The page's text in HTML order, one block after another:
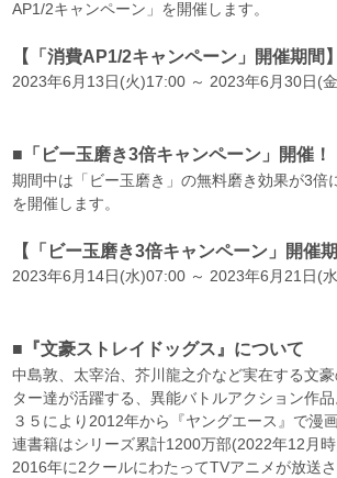
AP1/2キャンペーン」を開催します。
【「消費AP1/2キャンペーン」開催期間】
2023年6月13日(火)17:00 ～ 2023年6月30日(
■「ビー玉磨き3倍キャンペーン」開催！
期間中は「ビー玉磨き」の無料磨き効果が3倍
を開催します。
【「ビー玉磨き3倍キャンペーン」開催期
2023年6月14日(水)07:00 ～ 2023年6月21日(
■『文豪ストレイドッグス』について
中島敦、太宰治、芥川龍之介など実在する文
ター達が活躍する、異能バトルアクション作
３５により2012年から『ヤングエース』で漫
連書籍はシリーズ累計1200万部(2022年12月時
2016年に2クールにわたってTVアニメが放送